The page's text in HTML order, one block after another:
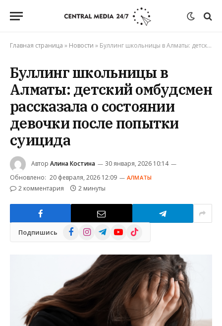
Главная страница » Новости » Буллинг школьницы в Алматы: детский омбудсмен рассказала о состоянии девочки после попытки суицида
Буллинг школьницы в
Алматы: детский омбудсмен
рассказала о состоянии
девочки после попытки
суицида
Автор Алина Костина
30 января, 2026 10:14
Обновлено: 20 февраля, 2026 12:09 АЛМАТЫ
2 комментария 2 минуты
Подпишись FacebookInstagramTelegramYouTube
TikTok